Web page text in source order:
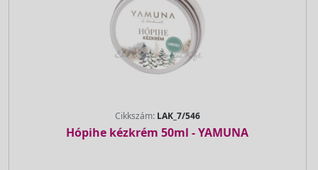
Cikkszám: LAK_7/546
Hópihe kézkrém 50ml - YAMUNA